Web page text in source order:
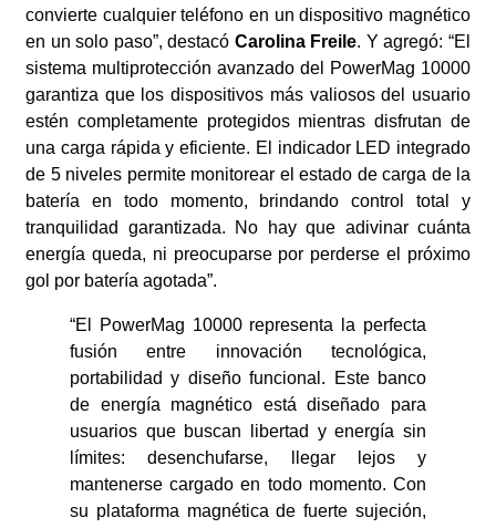
convierte cualquier teléfono en un dispositivo magnético
en un solo paso”, destacó Carolina Freile. Y agregó: “El
sistema multiprotección avanzado del PowerMag 10000
garantiza que los dispositivos más valiosos del usuario
estén completamente protegidos mientras disfrutan de
una carga rápida y eficiente. El indicador LED integrado
de 5 niveles permite monitorear el estado de carga de la
batería en todo momento, brindando control total y
tranquilidad garantizada. No hay que adivinar cuánta
energía queda, ni preocuparse por perderse el próximo
gol por batería agotada”.
“El PowerMag 10000 representa la perfecta
fusión entre innovación tecnológica,
portabilidad y diseño funcional. Este banco
de energía magnético está diseñado para
usuarios que buscan libertad y energía sin
límites: desenchufarse, llegar lejos y
mantenerse cargado en todo momento. Con
su plataforma magnética de fuerte sujeción,